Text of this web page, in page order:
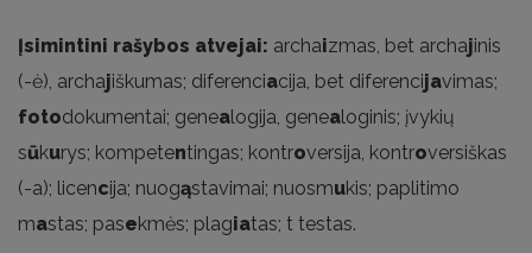
Įsimintini rašybos atvejai: archaizmas, bet archajinis
(-ė), archajiškumas; diferenciacija, bet diferencijavimas;
fotodokumentai; genealogija, genealoginis; įvykių
sūkurys; kompetentingas; kontroversija, kontroversiškas
(-a); licencija; nuogąstavimai; nuosmukis; paplitimo
mastas; pasekmės; plagiatas; t testas.